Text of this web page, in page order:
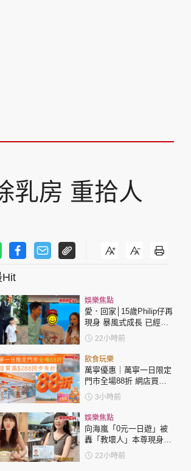
乳房 重拾人
Hit
娛樂焦點
愛．回家│15歲Philip仔再
現身 暴風式成長 已經高
過「三太」樊亦敏！
22小時前
飲食玩樂
萬寧優惠｜萬寧一日限定
門市全場88折 網店買滿
$288同步有折
3小時前
娛樂焦點
向海嵐「0元一日遊」被
轟「教壞人」本尊現身回
應網民
22小時前